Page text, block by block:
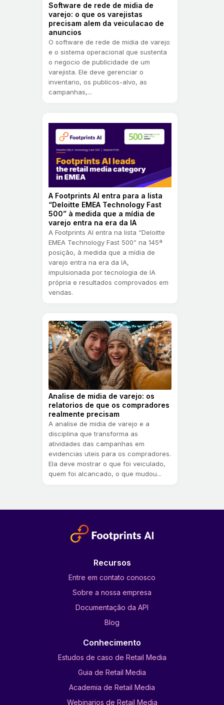
Software de rede de midia de
varejo: o que os varejistas
precisam alem da veiculacao de
anuncios
O software de rede de midia de varejo
e o sistema operacional que sustenta
o negocio de publicidade de um
varejista. Ele deve gerenciar o
inventario, os publicos-alvo, as
campanhas,...
A Footprints AI entra para a lista
“Deloitte EMEA Technology Fast
500” à medida que a mídia de
varejo entra na era da IA
A Footprints AI entra na lista “Deloitte
EMEA Technology Fast 500” na 145ª
posição, à medida que a mídia de
varejo entra na era da IA,
impulsionada por tecnologia de IA
própria e resultados comprovados em
vendas.
Analise de midia de varejo: os
relatorios de que os compradores
realmente precisam
A analise de midia de varejo e a
disciplina que transforma as
atividades das campanhas em
evidencias uteis para os compradores.
Ela deve mostrar o que foi veiculado,
quem foi alcancado, o que mudou...
Recursos
Entre em contato conosco
Sobre a nossa empresa
Documentação da API
Blog
Conhecimento
Estudos de caso de Retail Media
Guia de Retail Media
Academia de Retail Media
Webinarios de Retail Media